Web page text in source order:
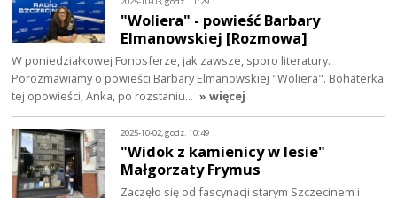
"Woliera" - powieść Barbary
Elmanowskiej [Rozmowa]
W poniedziałkowej Fonosferze, jak zawsze, sporo literatury.
Porozmawiamy o powieści Barbary Elmanowskiej "Woliera". Bohaterka
tej opowieści, Anka, po rozstaniu… » więcej
2025-10-02, godz. 10:49
"Widok z kamienicy w lesie"
Małgorzaty Frymus
Zaczęło się od fascynacji starym Szczecinem i